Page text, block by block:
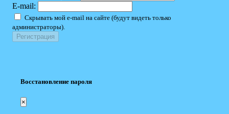
E-mail:
Скрывать мой e-mail на сайте (будут видеть только
администраторы).
Восстановление пароля
×